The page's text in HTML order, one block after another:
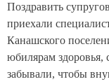
Поздравить
приехали
Канашского
юбилярам здоровья,
забывали, чтобы